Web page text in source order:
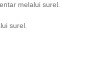
melalui surel.
surel.